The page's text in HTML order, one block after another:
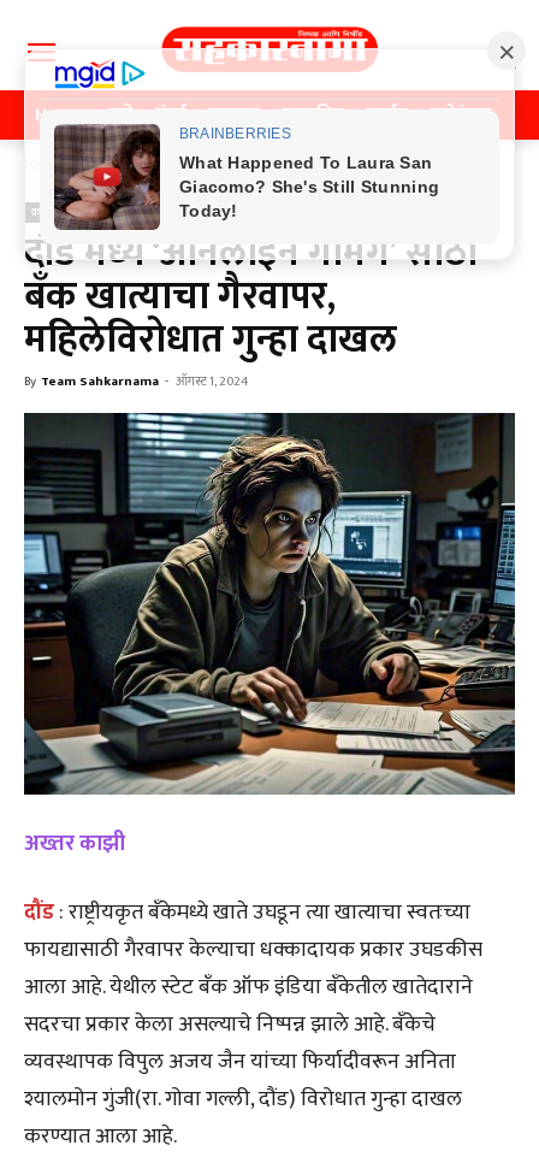
Home पुणे मुंबई महाराष्ट्र राजकीय क्राईम मनोरंजन
Home क्राईम
क्राईम
दौंड मध्ये ‘ऑनलाइन गेमिंग’ साठी
बँक खात्याचा गैरवापर,
महिलेविरोधात गुन्हा दाखल
By Team Sahkarnama - ऑगस्ट 1, 2024
अख्तर काझी
दौंड: राष्ट्रीयकृत बँकेमध्ये खाते उघडून त्या खात्याचा स्वतःच्या
फायद्यासाठी गैरवापर केल्याचा धक्कादायक प्रकार उघडकीस
आला आहे. येथील स्टेट बँक ऑफ इंडिया बँकेतील खातेदाराने
सदरचा प्रकार केला असल्याचे निष्पन्न झाले आहे. बँकेचे
व्यवस्थापक विपुल अजय जैन यांच्या फिर्यादीवरून अनिता
श्यालमोन गुंजी(रा. गोवा गल्ली, दौंड) विरोधात गुन्हा दाखल
करण्यात आला आहे.